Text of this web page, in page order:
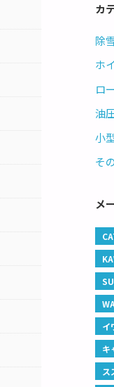
カ
除
ホ
ロ
油
小
そ
メ
イ
キ
ス